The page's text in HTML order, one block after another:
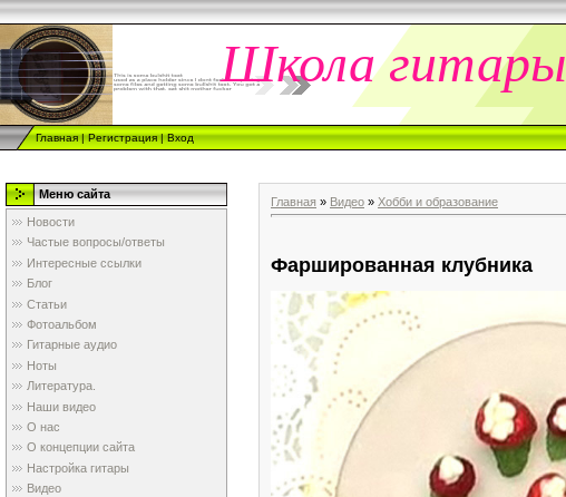
Школа гитары
Главная|Регистрация|Вход
Меню сайта
Новости
Частые вопросы/ответы
Интересные ссылки
Блог
Статьи
Фотоальбом
Гитарные аудио
Ноты
Литература.
Наши видео
О нас
О концепции сайта
Настройка гитары
Видео
Главная » Видео » Хобби и образование
Фаршированная клубника